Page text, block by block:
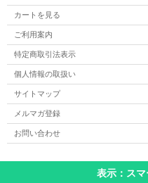
カートを見る
ご利用案内
特定商取引法表示
個人情報の取扱い
サイトマップ
メルマガ登録
お問い合わせ
表示：スマ